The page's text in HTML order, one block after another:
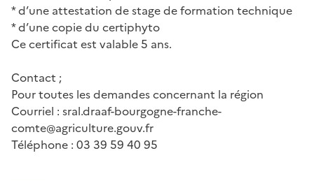
* d’une attestation de stage de formation technique
* d’une copie du certiphyto
Ce certificat est valable 5 ans.
Contact ;
Pour toutes les demandes concernant la région
Courriel : sral.draaf-bourgogne-franche-
comte@agriculture.gouv.fr
Téléphone : 03 39 59 40 95